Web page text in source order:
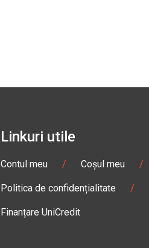
Linkuri utile
Contul meu / Coșul meu /
Politica de confidențialitate /
Finanțare UniCredit